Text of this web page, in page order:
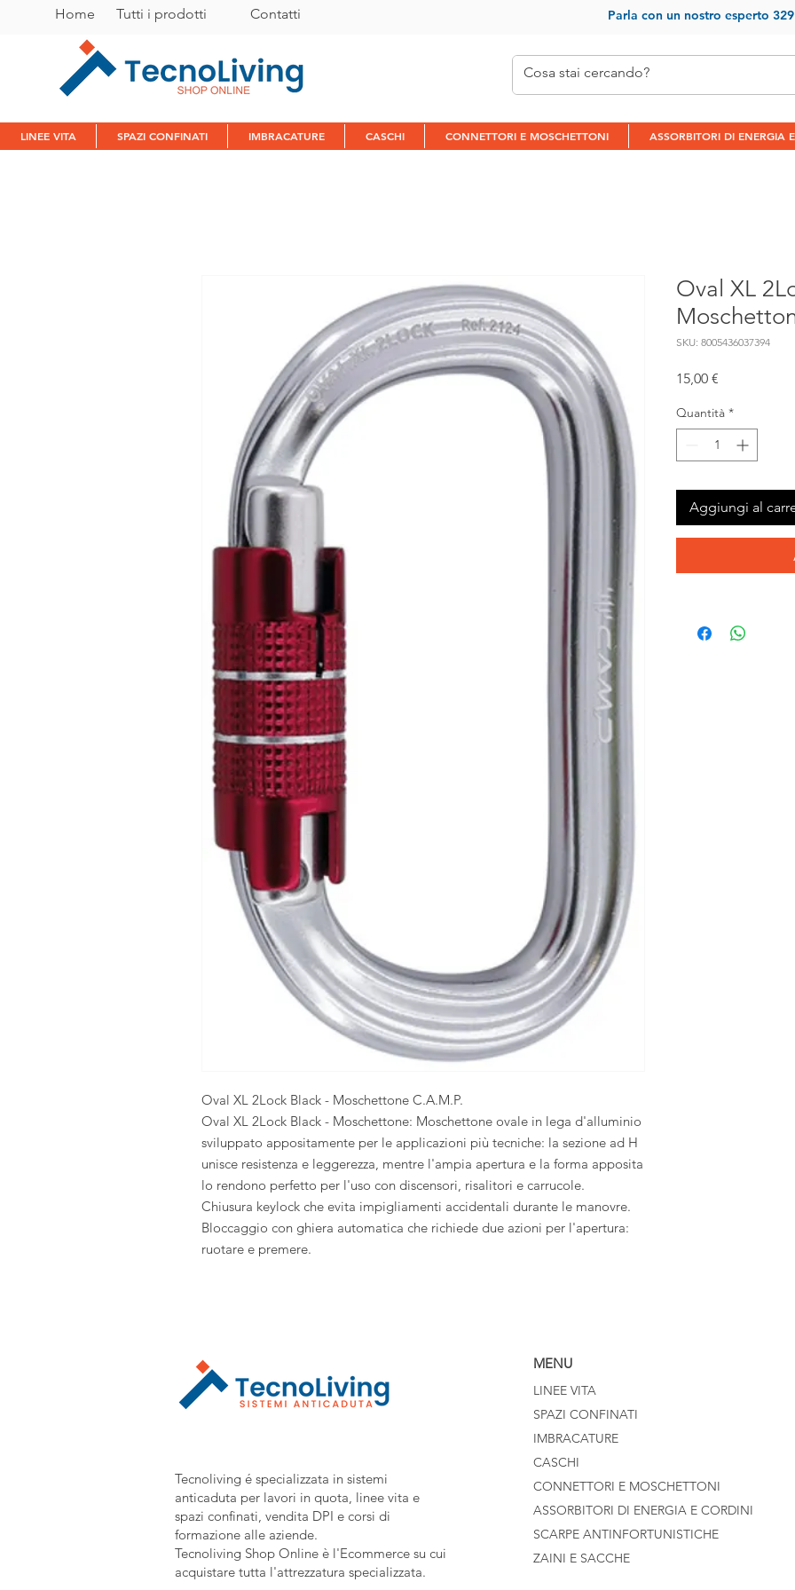
Home Tutti i prodotti Contatti Parla con un nostro esperto
LINEE VITA SPAZI CONFINATI IMBRACATURE CASCHI CONNETTORI E MOSCHETTONI ASSORBITORI DI ENERGIA
Oval XL 2Lock Black - Moschettone C.A.M.P.
Oval XL 2Lock Black - Moschettone: Moschettone ovale in lega d'alluminio
sviluppato appositamente per le applicazioni più tecniche: la sezione ad H
unisce resistenza e leggerezza, mentre l'ampia apertura e la forma apposita
lo rendono perfetto per l'uso con discensori, risalitori e carrucole.
Chiusura keylock che evita impigliamenti accidentali durante le manovre.
Bloccaggio con ghiera automatica che richiede due azioni per l'apertura:
ruotare e premere.
Oval XL
SKU: 8005436037394
15,00 €
Quantità *
Aggiungi al
Tecnoliving é specializzata in sistemi
anticaduta per lavori in quota, linee vita e
spazi confinati, vendita DPI e corsi di
formazione alle aziende.
Tecnoliving Shop Online è l'Ecommerce su cui
acquistare tutta l'attrezzatura specializzata.
MENU
LINEE VITA
SPAZI CONFINATI
IMBRACATURE
CASCHI
CONNETTORI E MOSCHETTONI
ASSORBITORI DI ENERGIA E CORDINI
SCARPE ANTINFORTUNISTICHE
ZAINI E SACCHE